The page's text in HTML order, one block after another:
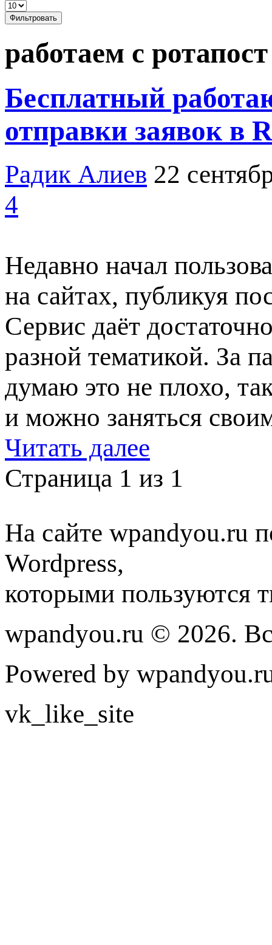
Фильтровать
работаем с ротапост
Бесплатный
отправки заявок в
Радик Алиев 22
4
Недавно начал
на сайтах, публикуя
Сервис даёт
разной тематикой. За
думаю это не плохо,
и можно заняться
Читать далее
Страница 1 из 1
На сайте wpandyou.ru
Wordpress,
которыми пользуются
wpandyou.ru © 2026.
Powered by
vk_like_site